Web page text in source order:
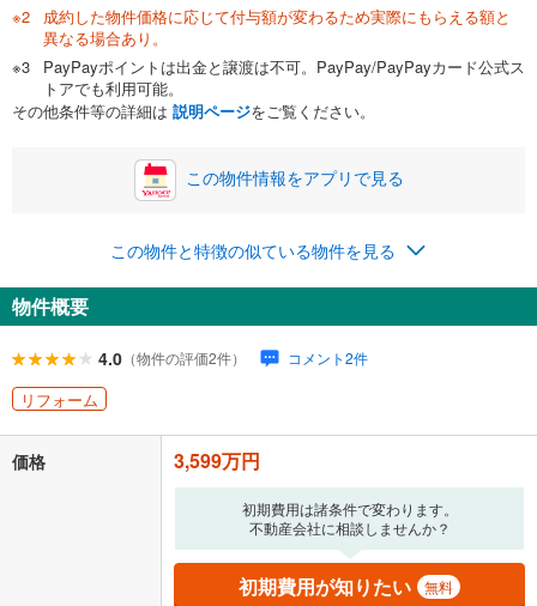
0万円 3,599万円
自己資金から住宅購入にかけられる金額を入力してくださ
い。一般的には物件価格の2割までが目安です。
閉じる
ボーナス
万円
0円
ナス時の増額分（1回分）を入力してください。
ボーナス払いの限度額は金融機関によって異なります。
閉じる
月々の返済額
ローン返済額 93,424円（頭金比率 0%）
「金利」については、ご利用を予定されている金融機関等にご確認の
上、ご自身での入力をお願いいたします。初期設定で自動入力されてい
の金融機関等における貸出金利を何ら保証するものではありません。返
済方法「元利均等返済」にて算出しております。入力された金利を35年
適用した場合の計算結果を表示しています。
その他月額費用や、初期費用がかかります。ご注意ください。実際にお
借り入れの際は各金融機関等に、必ずご自身でご確認をお願いいたしま
成約した物件価格に応じて付与額が変わるため実際にもらえる額と
異なる場合あり。
PayPayポイントは出金と譲渡は不可。PayPay/PayPayカード公式ス
トアでも利用可能。
その他条件等の詳細は 説明ページをご覧ください。
この物件情報をアプリで見る
この物件と特徴の似ている物件を見る
物件概要
4.0 （物件の評価2件） コメント2件
リフォーム
価格 3,599万円
初期費用は諸条件で変わります。
不動産会社に相談しませんか？
初期費用が知りたい 無料